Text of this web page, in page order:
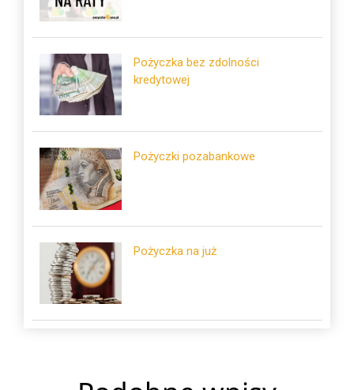
Pożyczka bez zdolności
kredytowej
Pożyczki pozabankowe
Pożyczka na już